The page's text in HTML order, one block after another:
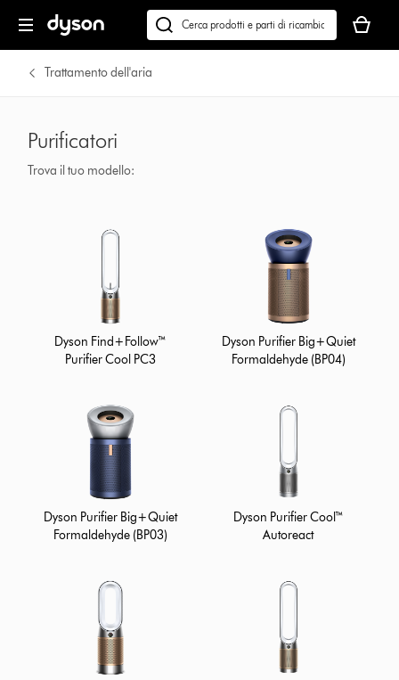
Cerca
su
carrello
è
Trattamento dell'aria
Purificatori
Trova il tuo modello:
Dyson Find+Follow™
Purifier Cool PC3
Dyson Purifier Big+Quiet
Formaldehyde (BP04)
Dyson Purifier Big+Quiet
Formaldehyde (BP03)
Dyson Purifier Cool™
Autoreact